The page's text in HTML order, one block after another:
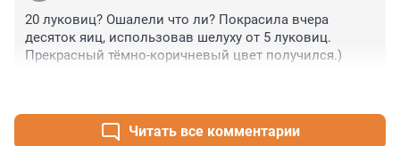
20 луковиц? Ошалели что ли? Покрасила вчера
десяток яиц, использовав шелуху от 5 луковиц.
Прекрасный тёмно-коричневый цвет получился.)
Читать все комментарии